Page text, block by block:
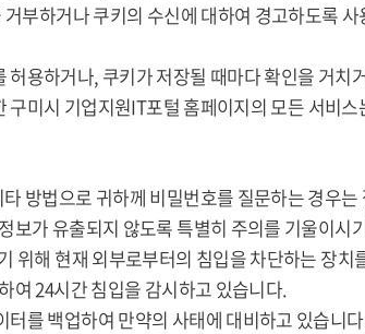
부하거나 쿠키의 수신에 대하여 경고하도록
용하거나, 쿠키가 저장될 때마다 확인을 거치
미시 기업지원IT포털 홈페이지의 모든 서비
방법으로 귀하께 비밀번호를 질문하는 경우
보가 유출되지 않도록 특별히 주의를 기울이시
위해 현재 외부로부터의 침입을 차단하는 장
여 24시간 침입을 감시하고 있습니다.
를 백업하여 만약의 사태에 대비하고 있습니